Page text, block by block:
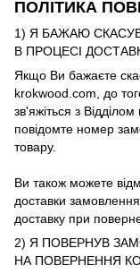
ПОЛІТИКА
1) Я БАЖАЮ
В ПРОЦЕСІ
Якщо Ви бажаєте
krokwood.com, до
зв'яжіться з
повідомте номер
товару.
Ви також можете
доставки
доставку при
2) Я ПОВЕРНУВ
НА ПОВЕРНЕННЯ